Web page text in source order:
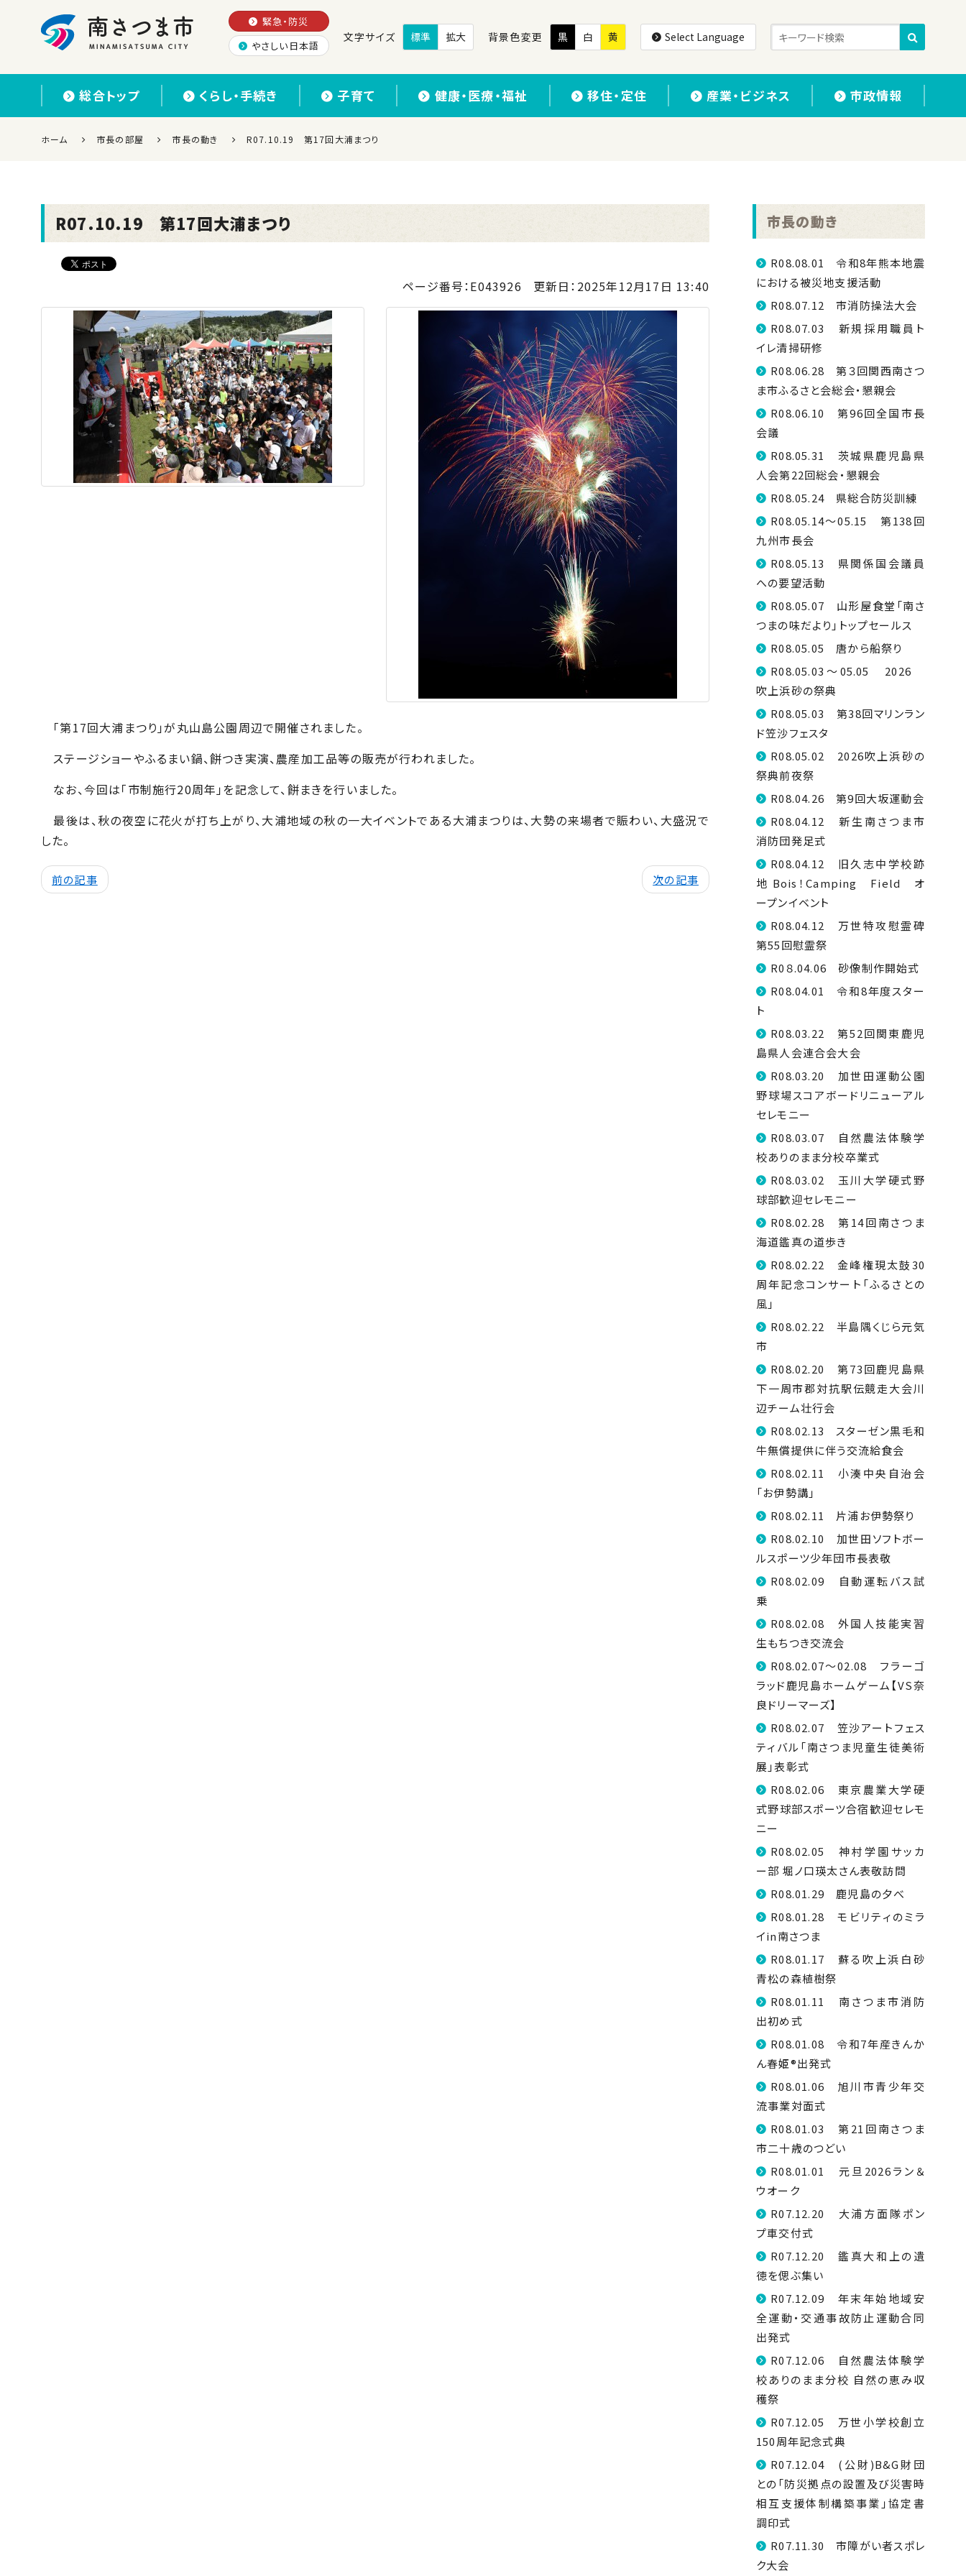
緊急・防災
やさしい日本語
文字サイズ 標準 拡大 背景色変更 黒 白 黄 Select Language
総合トップ くらし・手続き 子育て 健康・医療・福祉 移住・定住 産業・ビジネス 市政情報
ホーム 市長の部屋 市長の動き R07.10.19 第17回大浦まつり
R07.10.19 第17回大浦まつり
ページ番号：E043926 更新日： 2025年12月17日 13:40
「第17回大浦まつり」が丸山島公園周辺で開催されました。
ステージショーやふるまい鍋、餅つき実演、農産加工品等の販売が行われました。
なお、今回は「市制施行20周年」を記念して、餅まきを行いました。
最後は、秋の夜空に花火が打ち上がり、大浦地域の秋の一大イベントである大浦まつりは、大勢の来場者で賑わい、大盛況で
した。
前の記事 次の記事
市長の動き
R08.08.01 令和8年熊本地震
における被災地支援活動
R08.07.12 市消防操法大会
R08.07.03 新規採用職員ト
イレ清掃研修
R08.06.28 第３回関西南さつ
ま市ふるさと会総会・懇親会
R08.06.10 第96回全国市長
会議
R08.05.31 茨城県鹿児島県
人会第22回総会・懇親会
R08.05.24 県総合防災訓練
R08.05.14～05.15 第138回
九州市長会
R08.05.13 県関係国会議員
への要望活動
R08.05.07 山形屋食堂「南さ
つまの味だより」トップセールス
R08.05.05 唐から船祭り
R08.05.03～05.05 2026
吹上浜砂の祭典
R08.05.03 第38回マリンラン
ド笠沙フェスタ
R08.05.02 2026吹上浜砂の
祭典前夜祭
R08.04.26 第9回大坂運動会
R08.04.12 新生南さつま市
消防団発足式
R08.04.12 旧久志中学校跡
地 Bois！Camping Field オ
ープンイベント
R08.04.12 万世特攻慰霊碑
第55回慰霊祭
R0８.04.06 砂像制作開始式
R08.04.01 令和8年度スター
ト
R08.03.22 第52回関東鹿児
島県人会連合会大会
R08.03.20 加世田運動公園
野球場スコアボードリニューアル
セレモニー
R08.03.07 自然農法体験学
校ありのまま分校卒業式
R08.03.02 玉川大学硬式野
球部歓迎セレモニー
R08.02.28 第14回南さつま
海道鑑真の道歩き
R08.02.22 金峰権現太鼓30
周年記念コンサート「ふるさとの
風」
R08.02.22 半島隅くじら元気
市
R08.02.20 第73回鹿児島県
下一周市郡対抗駅伝競走大会川
辺チーム壮行会
R08.02.13 スターゼン黒毛和
牛無償提供に伴う交流給食会
R08.02.11 小湊中央自治会
「お伊勢講」
R08.02.11 片浦お伊勢祭り
R08.02.10 加世田ソフトボー
ルスポーツ少年団市長表敬
R08.02.09 自動運転バス試
乗
R08.02.08 外国人技能実習
生もちつき交流会
R08.02.07～02.08 フラーゴ
ラッド鹿児島ホームゲーム【VS奈
良ドリーマーズ】
R08.02.07 笠沙アートフェス
ティバル「南さつま児童生徒美術
展」表彰式
R08.02.06 東京農業大学硬
式野球部スポーツ合宿歓迎セレモ
ニー
R08.02.05 神村学園サッカ
ー部 堀ノ口瑛太さん表敬訪問
R08.01.29 鹿児島の夕べ
R08.01.28 モビリティのミラ
イin南さつま
R08.01.17 蘇る吹上浜白砂
青松の森植樹祭
R08.01.11 南さつま市消防
出初め式
R08.01.08 令和7年産きんか
ん春姫®出発式
R08.01.06 旭川市青少年交
流事業対面式
R08.01.03 第21回南さつま
市二十歳のつどい
R08.01.01 元旦2026ラン＆
ウオーク
R07.12.20 大浦方面隊ポン
プ車交付式
R07.12.20 鑑真大和上の遺
徳を偲ぶ集い
R07.12.09 年末年始地域安
全運動・交通事故防止運動合同
出発式
R07.12.06 自然農法体験学
校ありのまま分校 自然の恵み収
穫祭
R07.12.05 万世小学校創立
150周年記念式典
R07.12.04 (公財)B&G財団
との「防災拠点の設置及び災害時
相互支援体制構築事業」協定書
調印式
R07.11.30 市障がい者スポレ
ク大会